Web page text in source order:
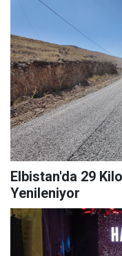
Elbistan'da 29
Yenileniyor